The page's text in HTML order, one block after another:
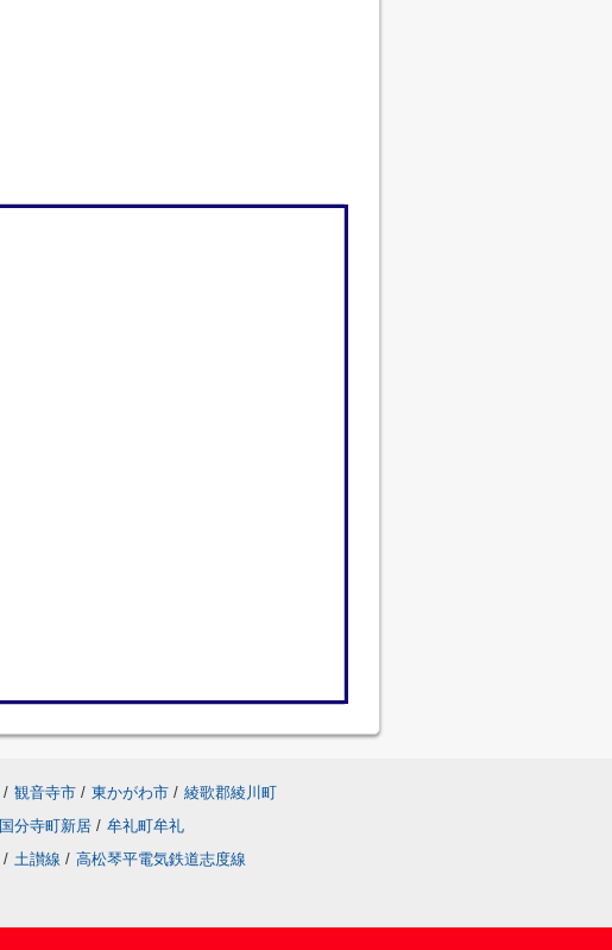
/ 観音寺市 / 東かがわ市 / 綾歌郡綾川町
国分寺町新居 / 牟礼町牟礼
/ 土讃線 / 高松琴平電気鉄道志度線